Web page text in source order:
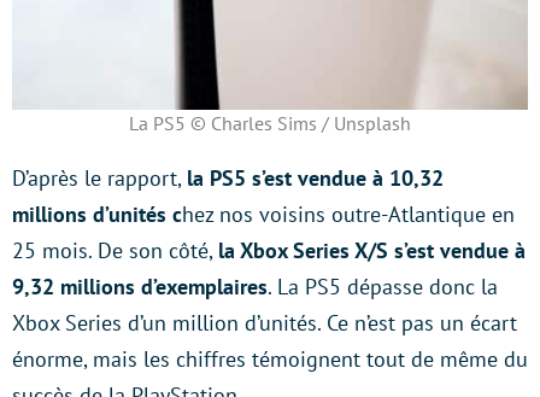
La PS5 © Charles Sims / Unsplash
D’après le rapport, la PS5 s’est vendue à 10,32
millions d’unités chez nos voisins outre-Atlantique en
25 mois. De son côté, la Xbox Series X/S s’est vendue à
9,32 millions d’exemplaires. La PS5 dépasse donc la
Xbox Series d’un million d’unités. Ce n’est pas un écart
énorme, mais les chiffres témoignent tout de même du